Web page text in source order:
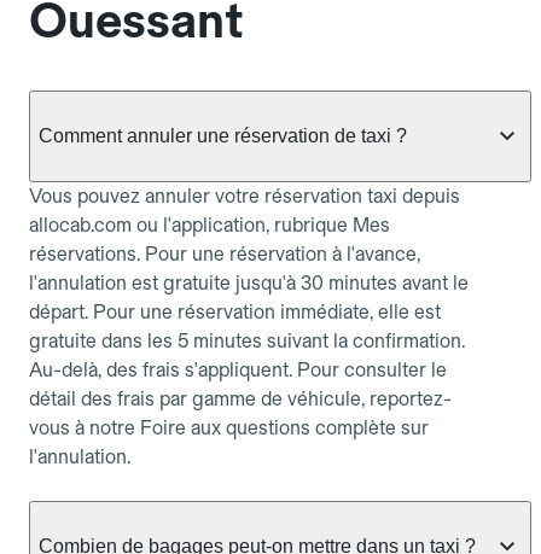
Ouessant
Comment annuler une réservation de taxi ?
Vous pouvez annuler votre réservation taxi depuis
allocab.com ou l'application, rubrique Mes
réservations. Pour une réservation à l'avance,
l'annulation est gratuite jusqu'à 30 minutes avant le
départ. Pour une réservation immédiate, elle est
gratuite dans les 5 minutes suivant la confirmation.
Au-delà, des frais s'appliquent. Pour consulter le
détail des frais par gamme de véhicule, reportez-
vous à notre Foire aux questions complète sur
l'annulation.
Combien de bagages peut-on mettre dans un taxi ?